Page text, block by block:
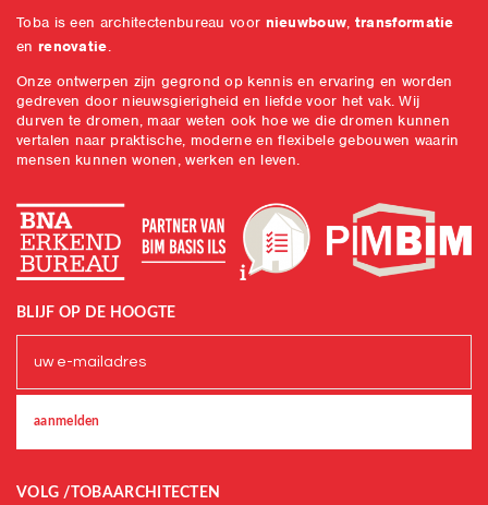
Toba is een architectenbureau voor nieuwbouw, transformatie
en renovatie.
Onze ontwerpen zijn gegrond op kennis en ervaring en worden
gedreven door nieuwsgierigheid en liefde voor het vak. Wij
durven te dromen, maar weten ook hoe we die dromen kunnen
vertalen naar praktische, moderne en flexibele gebouwen waarin
mensen kunnen wonen, werken en leven.
BLIJF OP DE HOOGTE
VOLG /TOBAARCHITECTEN